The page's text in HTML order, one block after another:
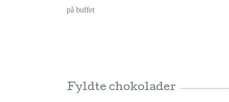
på buffet
Fyldte chokolader